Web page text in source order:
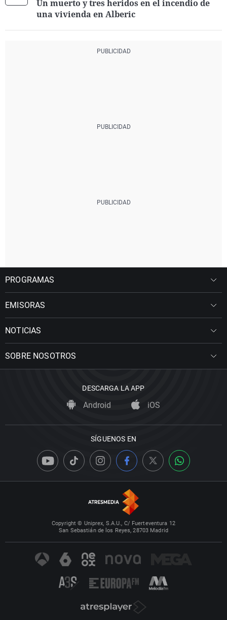
Un muerto y tres heridos en el incendio de
una vivienda en Alberic
PROGRAMAS
EMISORAS
NOTICIAS
SOBRE NOSOTROS
DESCARGA LA APP
Android iOS
SÍGUENOS EN
Copyright © Uniprex, S.A.U., C/ Fuerteventura 12
San Sebastián de los Reyes, 28703 Madrid